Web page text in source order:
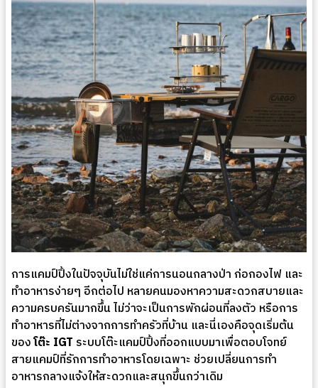
การแคมป์ปิ้งในปัจจุบันไม่ใช่แค่การนอนกลางป่า ก่อกองไฟ และ
ทำอาหารง่ายๆ อีกต่อไป หลายคนมองหาความสะดวกสบายและ
ความครบครันมากขึ้น ไม่ว่าจะเป็นการพักผ่อนที่ลงตัว หรือการ
ทำอาหารที่ไม่ต่างจากการทำครัวที่บ้าน และนี่เองคือจุดเริ่มต้น
ของโต๊ะ IGTระบบโต๊ะแคมป์ปิ้งที่ออกแบบมาเพื่อตอบโจทย์
สายแคมป์ที่รักการทำอาหารโดยเฉพาะ ช่วยเปลี่ยนการทำ
อาหารกลางแจ้งให้สะดวกและสนุกขึ้นกว่าเดิม